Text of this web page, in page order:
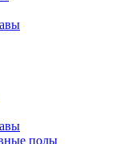
полы